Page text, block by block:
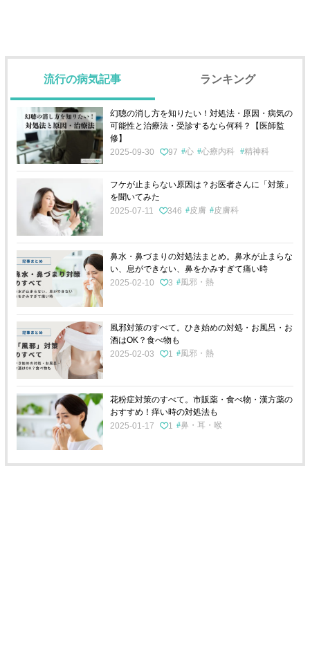
流行の病気記事 ランキング
幻聴の消し方を知りたい！対処法・原因・病気の
可能性と治療法・受診するなら何科？【医師監
修】
2025-09-30
97 心 心療内科 精神科
フケが止まらない原因は？お医者さんに「対策」
を聞いてみた
2025-07-11
346 皮膚 皮膚科
鼻水・鼻づまりの対処法まとめ。鼻水が止まらな
い、息ができない、鼻をかみすぎて痛い時
2025-02-10
3 風邪・熱
風邪対策のすべて。ひき始めの対処・お風呂・お
酒はOK？食べ物も
2025-02-03
1 風邪・熱
花粉症対策のすべて。市販薬・食べ物・漢方薬の
おすすめ！痒い時の対処法も
2025-01-17
1 鼻・耳・喉